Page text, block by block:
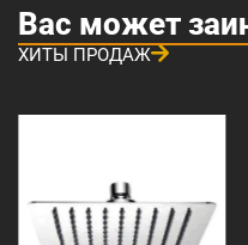
Вас может
ХИТЫ ПРОДАЖ